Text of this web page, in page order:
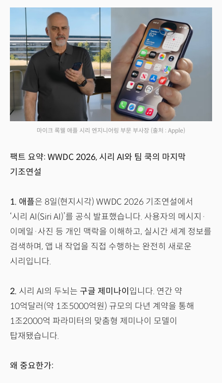
마이크 록웰 애플 시리 엔지니어링 부문 부사장 (출처 : Apple)
팩트 요약: WWDC 2026, 시리 AI와 팀 쿡의 마지막
기조연설
1. 애플은 8일(현지시각) WWDC 2026 기조연설에서
‘시리 AI(Siri AI)’를 공식 발표했습니다. 사용자의 메시지·
이메일·사진 등 개인 맥락을 이해하고, 실시간 세계 정보를
검색하며, 앱 내 작업을 직접 수행하는 완전히 새로운
시리입니다.
2. 시리 AI의 두뇌는 구글 제미나이 입니다. 연간 약
10억달러(약 1조5000억원) 규모의 다년 계약을 통해
1조2000억 파라미터의 맞춤형 제미나이 모델이
탑재됐습니다.
왜 중요한가: